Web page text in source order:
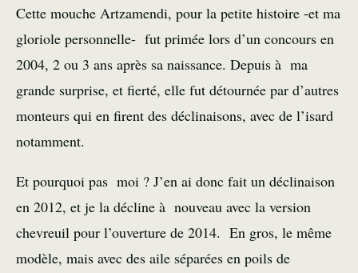
Cette mouche Artzamendi, pour la petite histoire -et ma
gloriole personnelle- fut primée lors d’un concours en
2004, 2 ou 3 ans après sa naissance. Depuis à ma
grande surprise, et fierté, elle fut détournée par d’autres
monteurs qui en firent des déclinaisons, avec de l’isard
notamment.
Et pourquoi pas moi ? J’en ai donc fait un déclinaison
en 2012, et je la décline à nouveau avec la version
chevreuil pour l’ouverture de 2014. En gros, le même
modèle, mais avec des aile séparées en poils de